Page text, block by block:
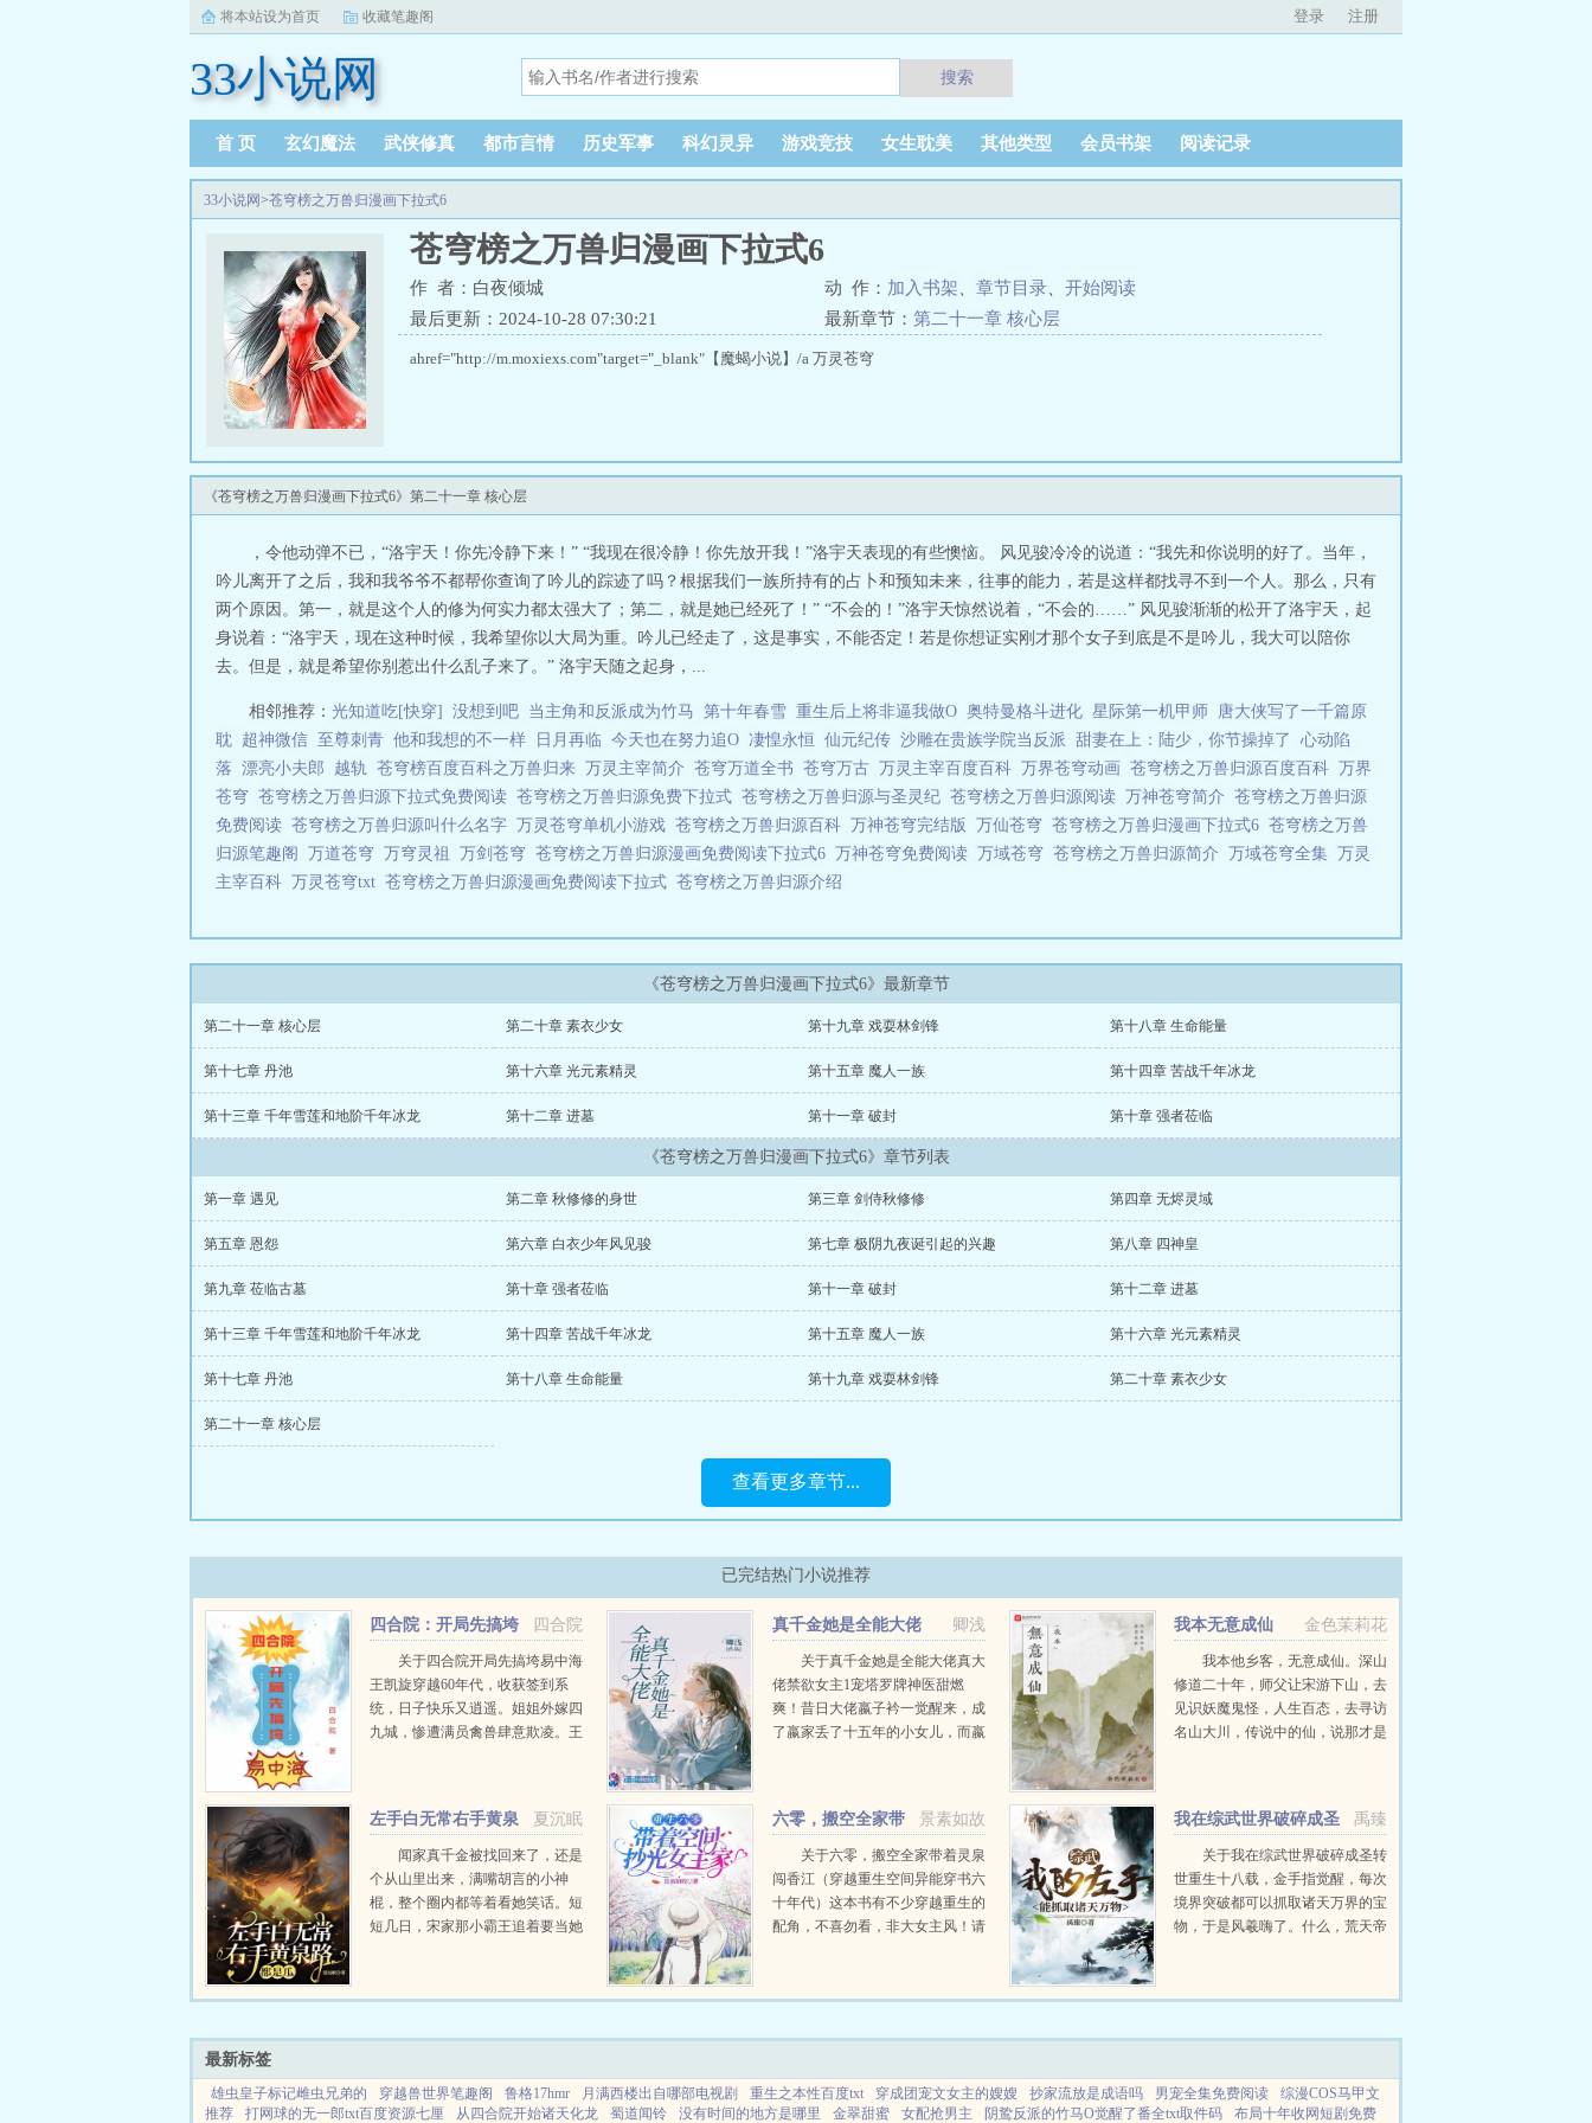
将本站设为首页 收藏笔趣阁 登录 注册
33小说网 搜索
首 页 玄幻魔法 武侠修真 都市言情 历史军事 科幻灵异 游戏竞技 女生耽美 其他类型 会员书架 阅读记录
33小说网>苍穹榜之万兽归漫画下拉式6
苍穹榜之万兽归漫画下拉式6
作 者：白夜倾城 动 作： 加入书架 章节目录
开始阅读
最后更新：2024-10-28 07:30:21
最新章节： 第二十一章 核心层
ahref="http://m.moxiexs.com"target="_blank"【魔蝎小说】/a 万灵苍穹
《苍穹榜之万兽归漫画下拉式6》第二十一章 核心层
，令他动弹不已，“洛宇天！你先冷静下来！” “我现在很冷静！你先放开我！”洛宇天表现的有些懊恼。 风见骏冷冷的说道：“我先和你说明的好了。当年，
吟儿离开了之后，我和我爷爷不都帮你查询了吟儿的踪迹了吗？根据我们一族所持有的占卜和预知未来，往事的能力，若是这样都找寻不到一个人。那么，只有
两个原因。第一，就是这个人的修为何实力都太强大了；第二，就是她已经死了！” “不会的！”洛宇天惊然说着，“不会的……” 风见骏渐渐的松开了洛宇天，起
身说着：“洛宇天，现在这种时候，我希望你以大局为重。吟儿已经走了，这是事实，不能否定！若是你想证实刚才那个女子到底是不是吟儿，我大可以陪你
去。但是，就是希望你别惹出什么乱子来了。” 洛宇天随之起身，...
相邻推荐： 光知道吃[快穿] 没想到吧 当主角和反派成为竹马 第十年春雪 重生后上将非逼我做O 奥特曼格斗进化 星际第一机甲师
唐大侠写了一千篇原
耽 超神微信 至尊刺青 他和我想的不一样 日月再临 今天也在努力追O 凄惶永恒 仙元纪传 沙雕在贵族学院当反派 甜妻在上：陆少，你节操掉了
心动陷
落 漂亮小夫郎 越轨 苍穹榜百度百科之万兽归来 万灵主宰简介 苍穹万道全书 苍穹万古 万灵主宰百度百科 万界苍穹动画 苍穹榜之万兽归源百度百科 万界
苍穹 苍穹榜之万兽归源下拉式免费阅读 苍穹榜之万兽归源免费下拉式 苍穹榜之万兽归源与圣灵纪 苍穹榜之万兽归源阅读 万神苍穹简介 苍穹榜之万兽归源
免费阅读 苍穹榜之万兽归源叫什么名字 万灵苍穹单机小游戏 苍穹榜之万兽归源百科 万神苍穹完结版 万仙苍穹 苍穹榜之万兽归漫画下拉式6 苍穹榜之万兽
归源笔趣阁 万道苍穹 万穹灵祖 万剑苍穹 苍穹榜之万兽归源漫画免费阅读下拉式6 万神苍穹免费阅读 万域苍穹 苍穹榜之万兽归源简介 万域苍穹全集 万灵
主宰百科 万灵苍穹txt 苍穹榜之万兽归源漫画免费阅读下拉式 苍穹榜之万兽归源介绍
《苍穹榜之万兽归漫画下拉式6》最新章节
第二十一章 核心层 第二十章 素衣少女 第十九章 戏耍林剑锋 第十八章 生命能量
第十七章 丹池 第十六章 光元素精灵 第十五章 魔人一族 第十四章 苦战千年冰龙
第十三章 千年雪莲和地阶千年冰龙 第十二章 进墓 第十一章 破封 第十章 强者莅临
《苍穹榜之万兽归漫画下拉式6》章节列表
第一章 遇见 第二章 秋修修的身世 第三章 剑侍秋修修 第四章 无烬灵域
第五章 恩怨 第六章 白衣少年风见骏 第七章 极阴九夜诞引起的兴趣 第八章 四神皇
第九章 莅临古墓 第十章 强者莅临 第十一章 破封 第十二章 进墓
第十三章 千年雪莲和地阶千年冰龙 第十四章 苦战千年冰龙 第十五章 魔人一族 第十六章 光元素精灵
第十七章 丹池 第十八章 生命能量 第十九章 戏耍林剑锋 第二十章 素衣少女
第二十一章 核心层
查看更多章节...
已完结热门小说推荐
四合院
四合院：开局先搞垮
易中海关于四合院开局先搞垮易中海
王凯旋穿越60年代，收获签到系
统，日子快乐又逍遥。姐姐外嫁四
九城，惨遭满员禽兽肆意欺凌。王
卿浅
真千金她是全能大佬
关于真千金她是全能大佬真大
佬禁欲女主1宠塔罗牌神医甜燃
爽！昔日大佬嬴子衿一觉醒来，成
了嬴家丢了十五年的小女儿，而嬴
为...
金色茉莉花
我本无意成仙
我本他乡客，无意成仙。深山
修道二十年，师父让宋游下山，去
见识妖魔鬼怪，人生百态，去寻访
名山大川，传说中的仙，说那才是
夏沉眠
左手白无常右手黄泉
路，都是瓜！
闻家真千金被找回来了，还是
个从山里出来，满嘴胡言的小神
棍，整个圈内都等着看她笑话。短
短几日，宋家那小霸王追着要当她
师闻曦小手一挥，直播赚功德水友
景素如故
六零，搬空全家带
着灵泉闯香江
关于六零，搬空全家带着灵泉
闯香江（穿越重生空间异能穿书六
十年代）这本书有不少穿越重生的
配角，不喜勿看，非大女主风！请
的机会。要命咯，她一辈子顺风顺
禹臻
我在综武世界破碎成圣
关于我在综武世界破碎成圣转
世重生十八载，金手指觉醒，每次
境界突破都可以抓取诸天万界的宝
物，于是风羲嗨了。什么，荒天帝
罗城主哪会在意这点小事情，我的
最新标签
雄虫皇子标记雌虫兄弟的 穿越兽世界笔趣阁 鲁格17hmr 月满西楼出自哪部电视剧 重生之本性百度txt 穿成团宠文女主的嫂嫂 抄家流放是成语吗 男宠全集免费阅读
综漫COS马甲文
推荐
打网球的无一郎txt百度资源七厘 从四合院开始诸天化龙 蜀道闻铃 没有时间的地方是哪里 金翠甜蜜 女配抢男主 阴鸷反派的竹马O觉醒了番全txt取件码 布局十年收网短剧免费